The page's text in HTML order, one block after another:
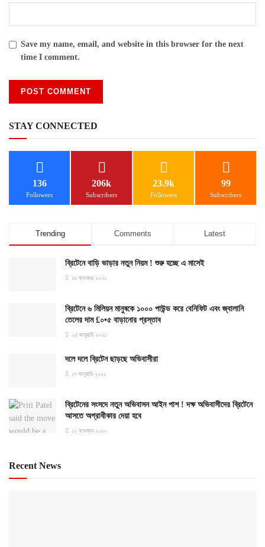
Save my name, email, and website in this browser for the next
time I comment.
STAY CONNECTED
136
Followers
206k
Subscribers
23.9k
Followers
99
Subscribers
Trending Comments Latest
ব্রিটেনে বাড়ি ভাড়ার নতুন নিয়ম ! শুরু হচ্ছে এ মাসেই
১৬ নভেম্বর ২০২০
ব্রিটেনে ৬ মিলিয়ন মানুষকে ১০০০ পাউন্ড করে বেনিফিট এবং জ্বালানি
তেলের দাম £০•৫ বাড়ানোর প্রস্তাব
২৫ জানুয়ারি ২০২১
দলে দলে ব্রিটেন ছাড়ছে অভিবাসীরা
১৭ জানুয়ারি ২০২১
ব্রিটেনের সংসদে নতুন অভিবাসন আইন পাশ ! দক্ষ অভিবাসীদের ব্রিটেনে
আসতে অগ্রাধীকার দেয়া হবে
১২ নভেম্বর ২০২০
Recent News